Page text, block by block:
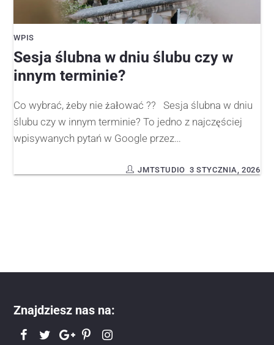
WPIS
Sesja ślubna w dniu ślubu czy w
innym terminie?
Co wybrać, żeby nie żałować ?? Sesja ślubna w dniu
ślubu czy w innym terminie? To jedno z najczęściej
wpisywanych pytań w Google przez…
3 STYCZNIA, 2026
JMTSTUDIO
Znajdziesz nas na: